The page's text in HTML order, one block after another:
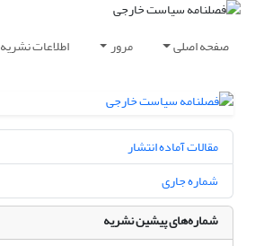
صفحه اصلی مرور اطلاعات نشریه
مقالات آماده انتشار
شماره جاری
شماره‌های پیشین نشریه